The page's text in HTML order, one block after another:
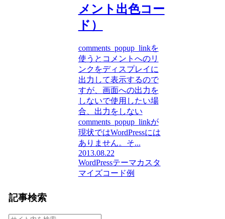
メント出色コー
ド）
comments_popup_linkを
使うとコメントへのリ
ンクをディスプレイに
出力して表示するので
すが、画面への出力を
しないで使用したい場
合、出力をしない
comments_popup_linkが
現状ではWordPressには
ありません。そ...
2013.08.22
WordPressテーマカスタ
マイズコード例
記事検索